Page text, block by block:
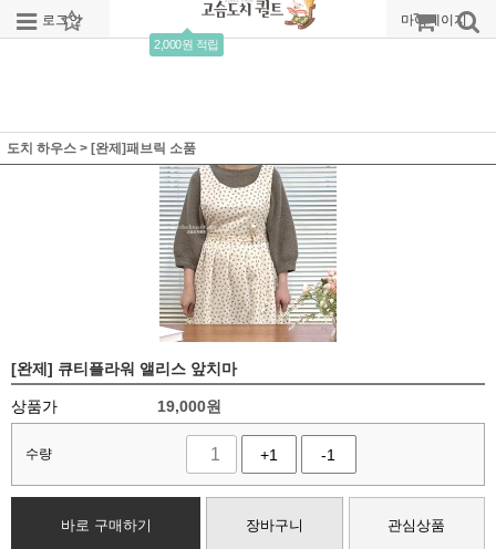
로그인 회원가입
2,000원 적립
주문조회 마이페이지
도치 하우스 > [완제]패브릭 소품
[완제] 큐티플라워 앨리스 앞치마
상품가 19,000원
수량 +1 -1
바로 구매하기 장바구니 관심상품